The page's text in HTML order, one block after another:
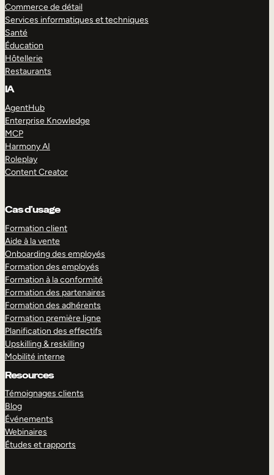
Commerce de détail
Services informatiques et techniques
Santé
Éducation
Hôtellerie
Restaurants
IA
AgentHub
Enterprise Knowledge
MCP
Harmony AI
Roleplay
Content Creator
Cas d’usage
Formation client
Aide à la vente
Onboarding des employés
Formation des employés
Formation à la conformité
Formation des partenaires
Formation des adhérents
Formation première ligne
Planification des effectifs
Upskilling & reskilling
Mobilité interne
Resources
Témoignages clients
Blog
Événements
Webinaires
Études et rapports